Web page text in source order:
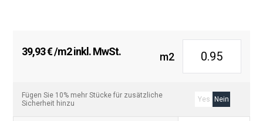
Private und öffentliche Pools.
Poolumrandungen.
Spa- und Wellnessbereiche.
39,93€/m2 inkl. MwSt. m2
Fügen Sie 10% mehr Stücke für zusätzliche
Sicherheit hinzu
Yes Nein